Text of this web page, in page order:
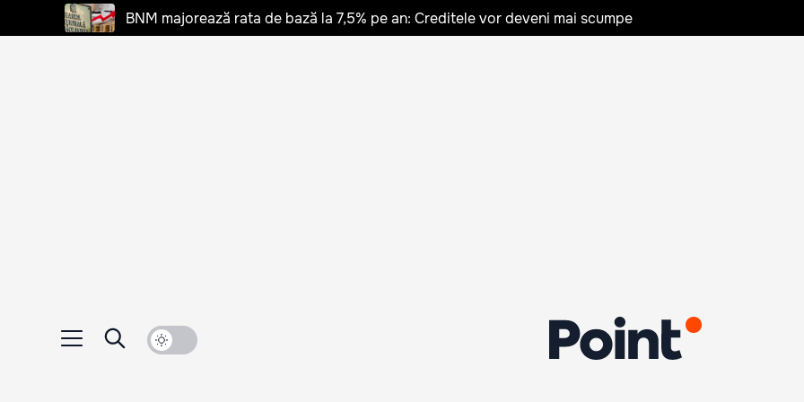
BNM majorează rata de bază la 7,5% pe an: Creditele vor deveni mai scumpe